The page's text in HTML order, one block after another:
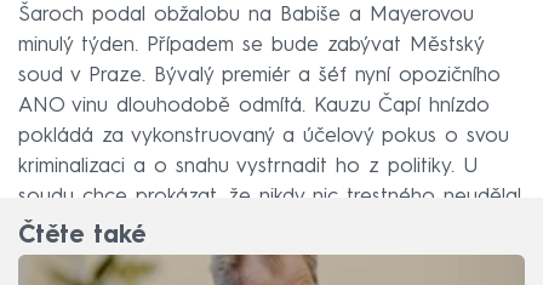
Šaroch podal obžalobu na Babiše a Mayerovou
minulý týden. Případem se bude zabývat Městský
soud v Praze. Bývalý premiér a šéf nyní opozičního
ANO vinu dlouhodobě odmítá. Kauzu Čapí hnízdo
pokládá za vykonstruovaný a účelový pokus o svou
kriminalizaci a o snahu vystrnadit ho z politiky. U
soudu chce prokázat, že nikdy nic trestného neudělal.
Čtěte také